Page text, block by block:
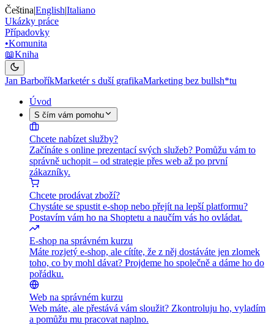
Čeština|English|Italiano
Ukázky práce
Případovky
•Komunita
📖Kniha
Jan BarboříkMarketér s duší grafikaMarketing bez bullsh*tu
Úvod
S čím vám pomohu
Chcete nabízet služby?
Začínáte s online prezentací svých služeb? Pomůžu vám to
správně uchopit – od strategie přes web až po první
zákazníky.
Chcete prodávat zboží?
Chystáte se spustit e-shop nebo přejít na lepší platformu?
Postavím vám ho na Shoptetu a naučím vás ho ovládat.
E-shop na správném kurzu
Máte rozjetý e-shop, ale cítíte, že z něj dostáváte jen zlomek
toho, co by mohl dávat? Projdeme ho společně a dáme ho do
pořádku.
Web na správném kurzu
Web máte, ale přestává vám sloužit? Zkontroluju ho, vyladím
a pomůžu mu pracovat naplno.